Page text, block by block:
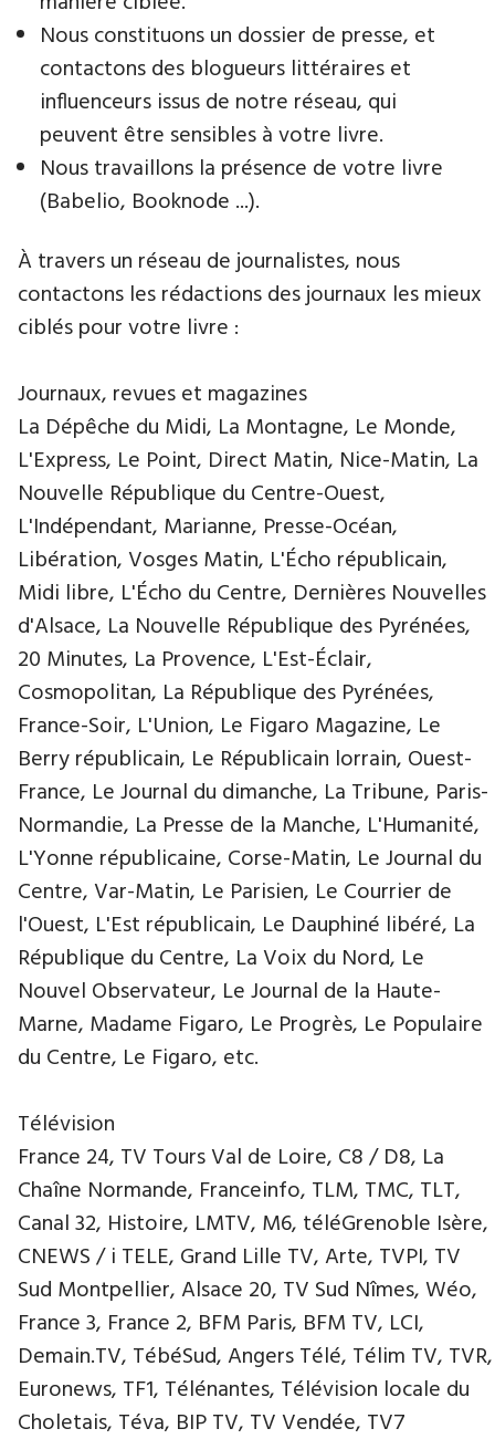
Nous constituons un dossier de presse, et
contactons des blogueurs littéraires et
influenceurs issus de notre réseau, qui
peuvent être sensibles à votre livre.
Nous travaillons la présence de votre livre
(Babelio, Booknode ...).
À travers un réseau de journalistes, nous
contactons les rédactions des journaux les mieux
ciblés pour votre livre :
Journaux, revues et magazines
La Dépêche du Midi, La Montagne, Le Monde,
L'Express, Le Point, Direct Matin, Nice-Matin, La
Nouvelle République du Centre-Ouest,
L'Indépendant, Marianne, Presse-Océan,
Libération, Vosges Matin, L'Écho républicain,
Midi libre, L'Écho du Centre, Dernières Nouvelles
d'Alsace, La Nouvelle République des Pyrénées,
20 Minutes, La Provence, L'Est-Éclair,
Cosmopolitan, La République des Pyrénées,
France-Soir, L'Union, Le Figaro Magazine, Le
Berry républicain, Le Républicain lorrain, Ouest-
France, Le Journal du dimanche, La Tribune, Paris-
Normandie, La Presse de la Manche, L'Humanité,
L'Yonne républicaine, Corse-Matin, Le Journal du
Centre, Var-Matin, Le Parisien, Le Courrier de
l'Ouest, L'Est républicain, Le Dauphiné libéré, La
République du Centre, La Voix du Nord, Le
Nouvel Observateur, Le Journal de la Haute-
Marne, Madame Figaro, Le Progrès, Le Populaire
du Centre, Le Figaro, etc.
Télévision
France 24, TV Tours Val de Loire, C8 / D8, La
Chaîne Normande, Franceinfo, TLM, TMC, TLT,
Canal 32, Histoire, LMTV, M6, téléGrenoble Isère,
CNEWS / i TELE, Grand Lille TV, Arte, TVPI, TV
Sud Montpellier, Alsace 20, TV Sud Nîmes, Wéo,
France 3, France 2, BFM Paris, BFM TV, LCI,
Demain.TV, TébéSud, Angers Télé, Télim TV, TVR,
Euronews, TF1, Télénantes, Télévision locale du
Choletais, Téva, BIP TV, TV Vendée, TV7